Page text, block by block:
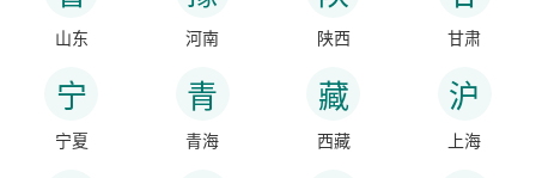
山东 河南 陕西 甘肃
宁
宁夏
青
青海
藏
西藏
沪
上海